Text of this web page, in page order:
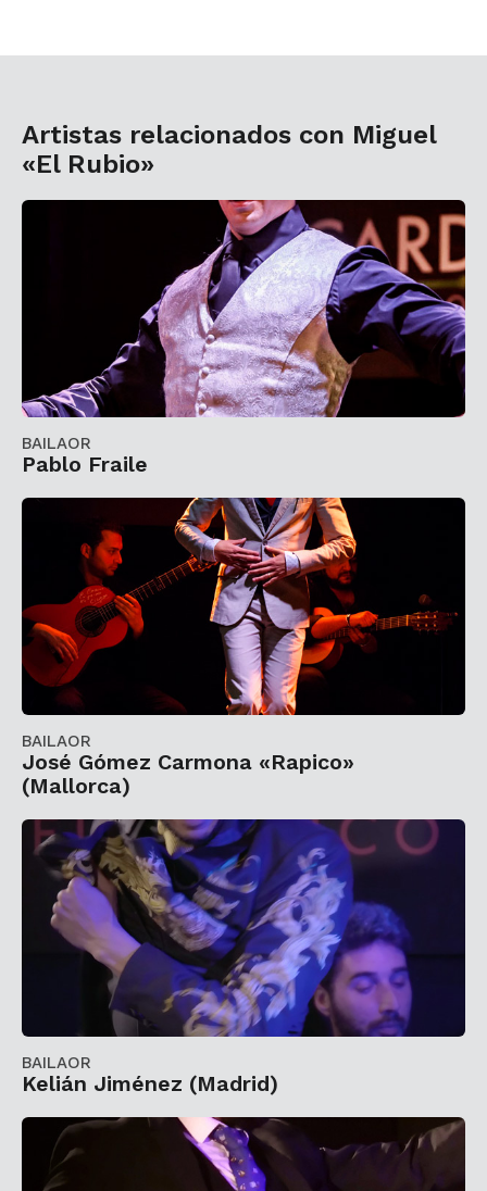
Artistas relacionados con Miguel
«El Rubio»
BAILAOR
Pablo Fraile
BAILAOR
José Gómez Carmona «Rapico»
(Mallorca)
BAILAOR
Kelián Jiménez (Madrid)